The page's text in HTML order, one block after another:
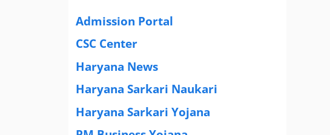
Admission Portal
CSC Center
Haryana News
Haryana Sarkari Naukari
Haryana Sarkari Yojana